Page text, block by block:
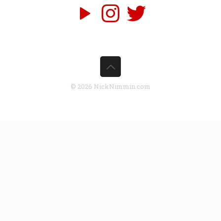
© 2026 NickNimmin.com